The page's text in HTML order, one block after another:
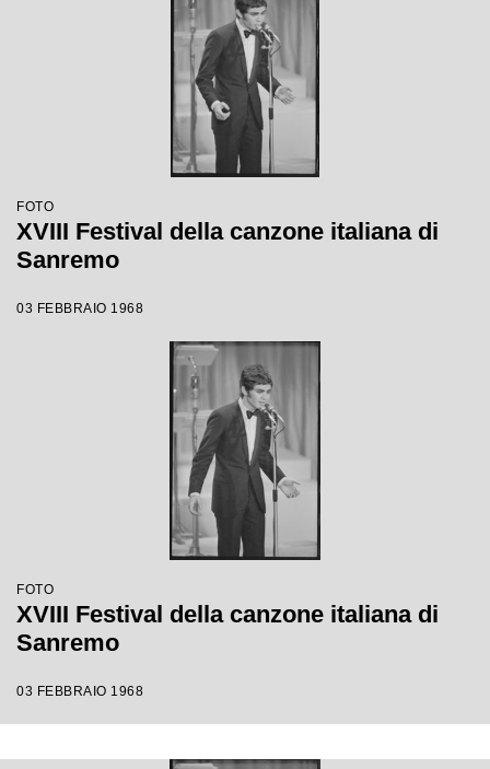
FOTO
XVIII Festival della canzone italiana di
Sanremo
03 FEBBRAIO 1968
FOTO
XVIII Festival della canzone italiana di
Sanremo
03 FEBBRAIO 1968